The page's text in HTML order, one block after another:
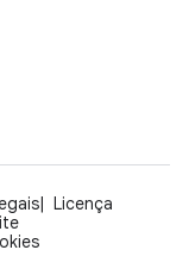
Licença